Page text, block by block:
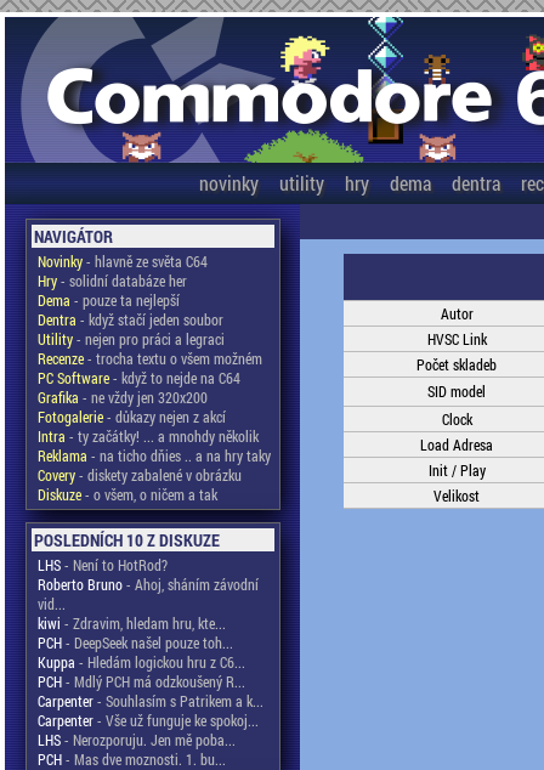
novinky utility hry dema dentra
NAVIGÁTOR
Novinky- hlavně ze světa C64
Hry- solidní databáze her
Dema - pouze ta nejlepší
Dentra - když stačí jeden soubor
Utility- nejen pro práci a legraci
Recenze- trocha textu o všem možném
PC Software- když to nejde na C64
Grafika - ne vždy jen 320x200
Fotogalerie- důkazy nejen z akcí
Intra - ty začátky! ... a mnohdy několik
Reklama - na ticho dňies .. a na hry taky
Covery- diskety zabalené v obrázku
Diskuze- o všem, o ničem a tak
POSLEDNÍCH 10 Z DISKUZE
LHS- Není to HotRod?
Roberto Bruno- Ahoj, sháním závodní
vid...
kiwi - Zdravim, hledam hru, kte...
PCH- DeepSeek našel pouze toh...
Kuppa - Hledám logickou hru z C6...
PCH- Mdlý PCH má odzkoušený R...
Carpenter- Souhlasím s Patrikem a k...
Carpenter- Vše už funguje ke spokoj...
LHS- Nerozporuju. Jen mě poba...
PCH- Mas dve moznosti. 1. bu...
Autor
HVSC Link
Počet skladeb
SID model
Clock
Load Adresa
Init / Play
Velikost